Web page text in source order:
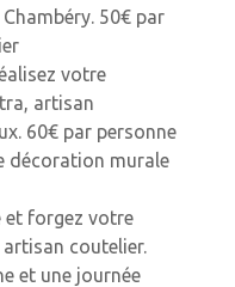
50€ par
votre
artisan
60€ par personne
décoration murale
et forgez votre
coutelier.
et une journée